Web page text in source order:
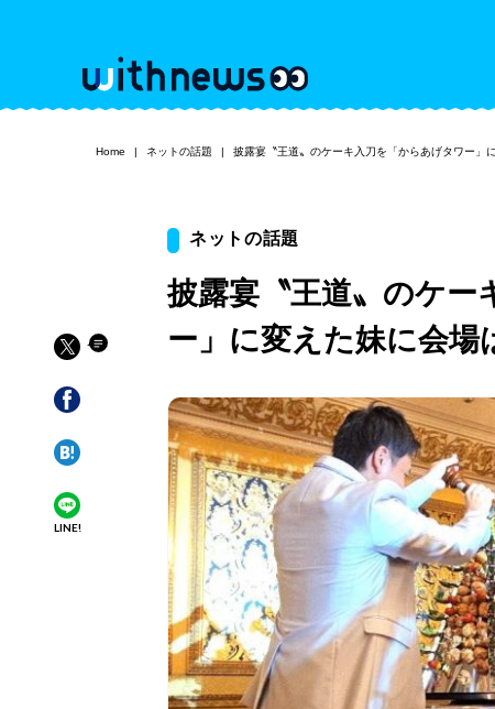
Home ネットの話題 披露宴〝王道〟のケーキ入刀を「からあげタワー」
LINE!
ネットの話題
披露宴〝王道〟のケー
ー」に変えた妹に会場